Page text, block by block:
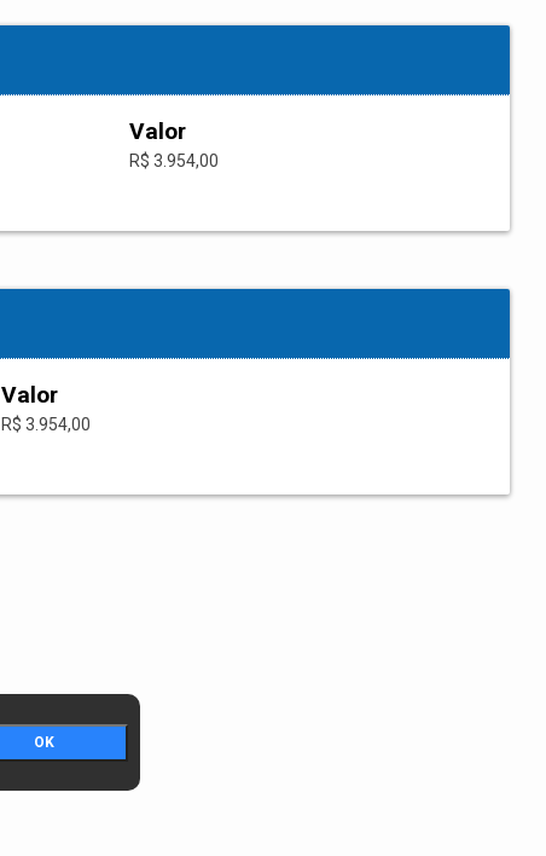
Valor
R$ 3.954,00
Valor
R$ 3.954,00
OK